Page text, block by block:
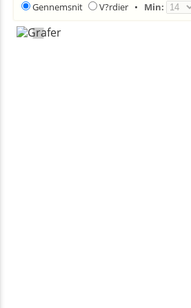
Gennemsnit V?rdier • Min: